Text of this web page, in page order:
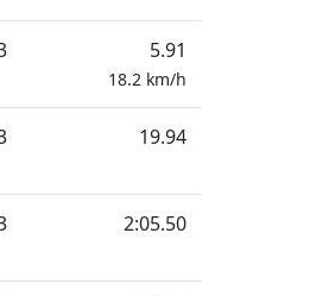
5.91
18.2 km/h
19.94
2:05.50